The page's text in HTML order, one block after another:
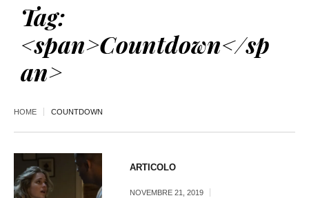
Tag:
<span>Countdown</sp
an>
HOME COUNTDOWN
ARTICOLO
NOVEMBRE 21, 2019